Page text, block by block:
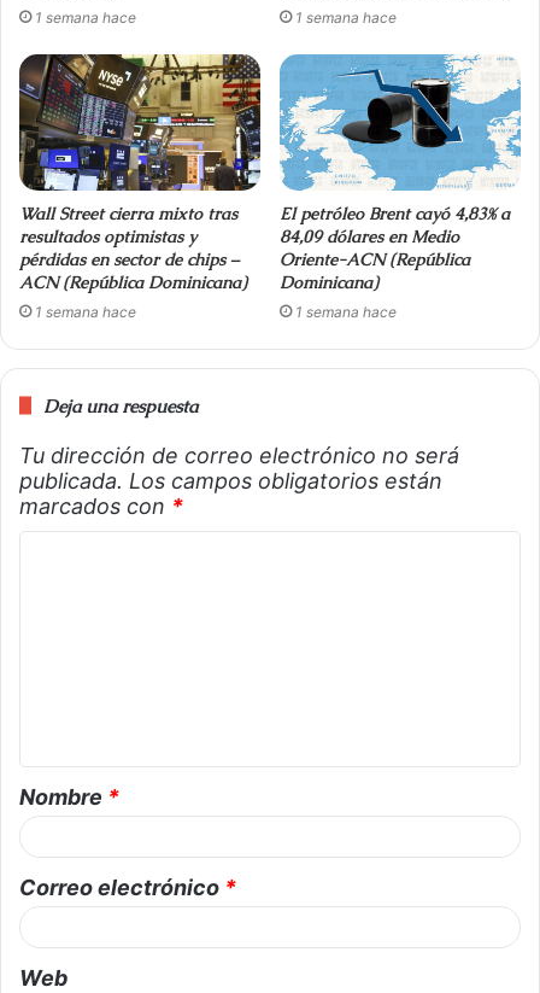
1 semana hace 1 semana hace
Wall Street cierra mixto tras
resultados optimistas y
pérdidas en sector de chips –
ACN (República Dominicana)
1 semana hace
El petróleo Brent cayó 4,83% a
84,09 dólares en Medio
Oriente-ACN (República
Dominicana)
1 semana hace
Deja una respuesta
Tu dirección de correo electrónico no será
publicada. Los campos obligatorios están
marcados con *
Nombre *
Correo electrónico *
Web